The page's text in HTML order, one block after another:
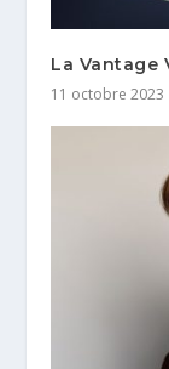
La Vantage
11 octobre 2023